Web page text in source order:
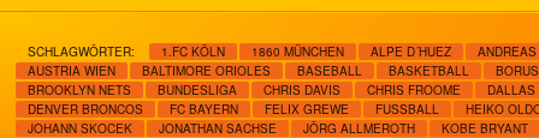
SCHLAGWÖRTER: 1.FC KÖLN 1860 MÜNCHEN ALPE D´HUEZ
AUSTRIA WIEN
BALTIMORE ORIOLES BASEBALL BASKETBALL
BROOKLYN NETS
BUNDESLIGA CHRIS DAVIS CHRIS FROOME
DALLAS
DENVER BRONCOS
FC BAYERN FELIX GREWE FUSSBALL
HEIKO
JOHANN SKOCEK
JONATHAN SACHSE JÖRG ALLMEROTH
KOBE BRYANT